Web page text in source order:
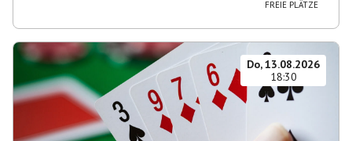
FREIE PLÄTZE
Do, 13.08.2026
18:30